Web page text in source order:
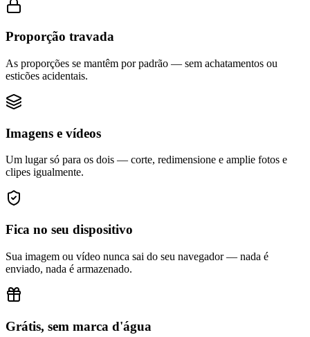
Proporção travada
As proporções se mantêm por padrão — sem achatamentos ou
esticões acidentais.
Imagens e vídeos
Um lugar só para os dois — corte, redimensione e amplie fotos e
clipes igualmente.
Fica no seu dispositivo
Sua imagem ou vídeo nunca sai do seu navegador — nada é
enviado, nada é armazenado.
Grátis, sem marca d'água